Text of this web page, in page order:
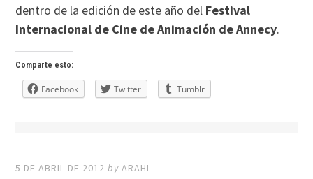
dentro de la edición de este año del Festival
Internacional de Cine de Animación de Annecy.
Comparte esto:
Facebook Twitter Tumblr
5 DE ABRIL DE 2012 byARAHI